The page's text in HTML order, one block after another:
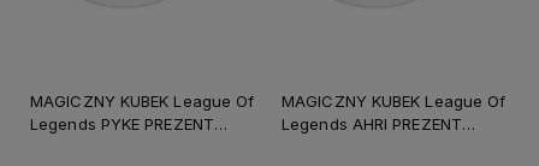
MAGICZNY KUBEK League Of
Legends PYKE PREZENT
MAGICZNY KUBEK League Of
Legends AHRI PREZENT